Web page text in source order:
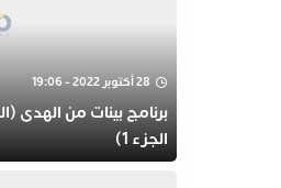
28 أكتوبر 2022 - 19:06
الجزء 1)